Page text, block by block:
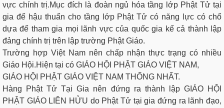
vực chính trị.Mục đích là đoàn ngủ hóa tầng lớp Phật Tử tại
gia để hậu thuẩn cho tầng lớp Phật Tử có năng lực có chổ
dựa để tham gia mọi lãnh vực của quốc gia kể cả thành lập
đảng chính trị trên lập trường Phật Giáo.
Trường hợp Việt Nam nên chấp nhận thực trạng có nhiều
Giáo Hội.Hiện tại có GIÁO HỘI PHẬT GIÁO VIỆT NAM,
GIÁO HỘI PHẬT GIÁO VIỆT NAM THỐNG NHẤT.
Hàng Phật Tử Tại Gia nên đứng ra thành lập GIÁO HỘI
PHẬT GIÁO LIÊN HỬU do Phật Tử tại gia đứng ra lãnh đạo,